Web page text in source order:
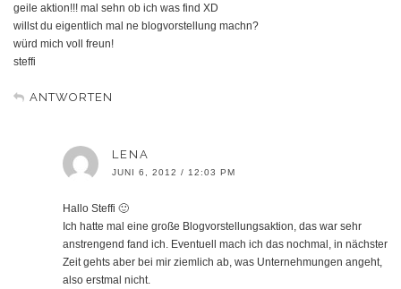
geile aktion!!! mal sehn ob ich was find XD
willst du eigentlich mal ne blogvorstellung machn?
würd mich voll freun!
steffi
ANTWORTEN
LENA
JUNI 6, 2012 / 12:03 PM
Hallo Steffi 🙂
Ich hatte mal eine große Blogvorstellungsaktion, das war sehr
anstrengend fand ich. Eventuell mach ich das nochmal, in nächster
Zeit gehts aber bei mir ziemlich ab, was Unternehmungen angeht,
also erstmal nicht.